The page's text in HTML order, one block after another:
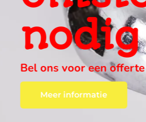
ter
wij vinden altijd